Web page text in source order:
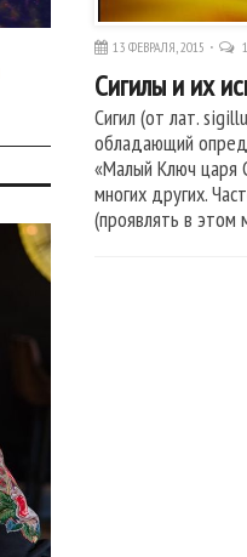
13 ФЕВРАЛЯ, 2015
Сигилы и их
Сигил (от лат.
обладающий
«Малый Ключ царя
многих других.
(проявлять в этом